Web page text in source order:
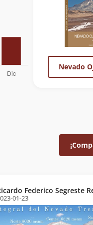
Nevado
Federico Segreste
01-23